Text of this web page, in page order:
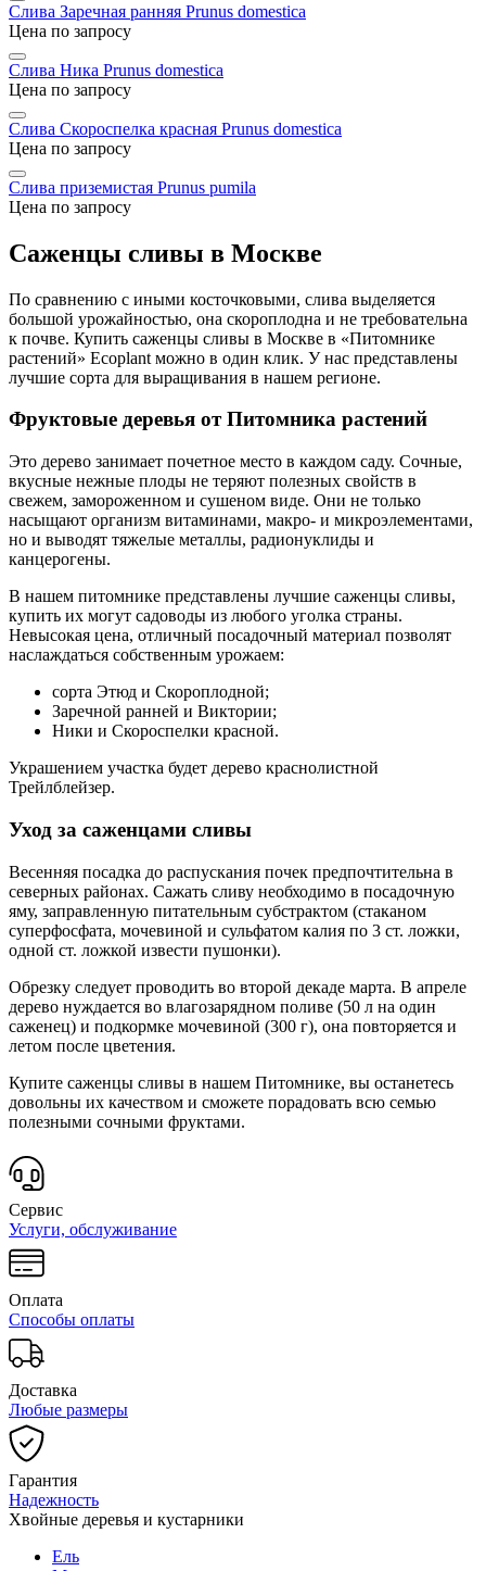
Слива Заречная ранняя Prunus domestica
Цена по запросу
Слива Ника Prunus domestica
Цена по запросу
Слива Скороспелка красная Prunus domestica
Цена по запросу
Слива приземистая Prunus pumila
Цена по запросу
Саженцы сливы в Москве
По сравнению с иными косточковыми, слива выделяется
большой урожайностью, она скороплодна и не требовательна
к почве. Купить саженцы сливы в Москве в «Питомнике
растений» Ecoplant можно в один клик. У нас представлены
лучшие сорта для выращивания в нашем регионе.
Фруктовые деревья от Питомника растений
Это дерево занимает почетное место в каждом саду. Сочные,
вкусные нежные плоды не теряют полезных свойств в
свежем, замороженном и сушеном виде. Они не только
насыщают организм витаминами, макро- и микроэлементами,
но и выводят тяжелые металлы, радионуклиды и
канцерогены.
В нашем питомнике представлены лучшие саженцы сливы,
купить их могут садоводы из любого уголка страны.
Невысокая цена, отличный посадочный материал позволят
наслаждаться собственным урожаем:
сорта Этюд и Скороплодной;
Заречной ранней и Виктории;
Ники и Скороспелки красной.
Украшением участка будет дерево краснолистной
Трейлблейзер.
Уход за саженцами сливы
Весенняя посадка до распускания почек предпочтительна в
северных районах. Сажать сливу необходимо в посадочную
яму, заправленную питательным субстрактом (стаканом
суперфосфата, мочевиной и сульфатом калия по 3 ст. ложки,
одной ст. ложкой извести пушонки).
Обрезку следует проводить во второй декаде марта. В апреле
дерево нуждается во влагозарядном поливе (50 л на один
саженец) и подкормке мочевиной (300 г), она повторяется и
летом после цветения.
Купите саженцы сливы в нашем Питомнике, вы останетесь
довольны их качеством и сможете порадовать всю семью
полезными сочными фруктами.
Сервис
Услуги, обслуживание
Оплата
Способы оплаты
Доставка
Любые размеры
Гарантия
Надежность
Хвойные деревья и кустарники
Ель